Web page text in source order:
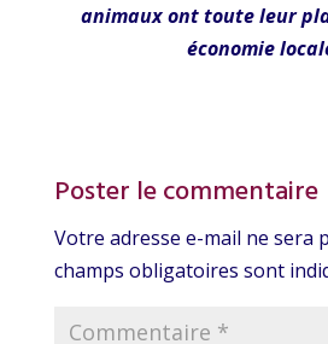
animaux ont toute leur
économie
Poster le commentaire
Votre adresse e-mail ne sera
champs obligatoires sont